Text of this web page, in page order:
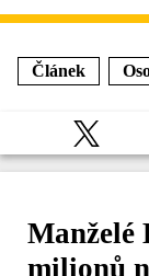
Článek
Manželé
milionů